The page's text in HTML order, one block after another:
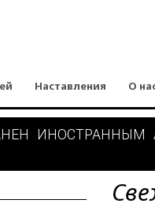
Наставления О
ИНОСТРАННЫМ